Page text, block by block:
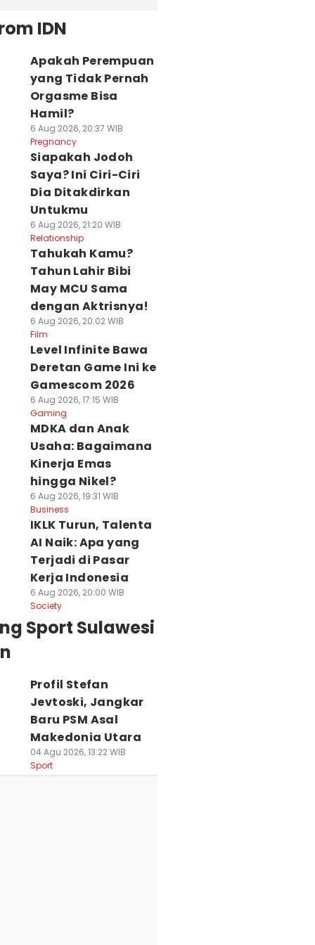
IDN
Apakah Perempuan
yang Tidak Pernah
Orgasme Bisa
Hamil?
6 Aug 2026, 20:37 WIB
Pregnancy
Siapakah Jodoh
Saya? Ini Ciri-Ciri
Dia Ditakdirkan
Untukmu
6 Aug 2026, 21:20 WIB
Relationship
Tahukah Kamu?
Tahun Lahir Bibi
May MCU Sama
dengan Aktrisnya!
6 Aug 2026, 20:02 WIB
Film
Level Infinite Bawa
Deretan Game Ini ke
Gamescom 2026
6 Aug 2026, 17:15 WIB
Gaming
MDKA dan Anak
Usaha: Bagaimana
Kinerja Emas
hingga Nikel?
6 Aug 2026, 19:31 WIB
Business
IKLK Turun, Talenta
AI Naik: Apa yang
Terjadi di Pasar
Kerja Indonesia
6 Aug 2026, 20:00 WIB
Society
Sport Sulawesi
Profil Stefan
Jevtoski, Jangkar
Baru PSM Asal
Makedonia Utara
04 Agu 2026, 13:22 WIB
Sport